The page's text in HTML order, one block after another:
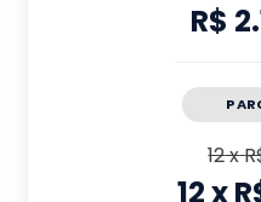
R$
12x
12x